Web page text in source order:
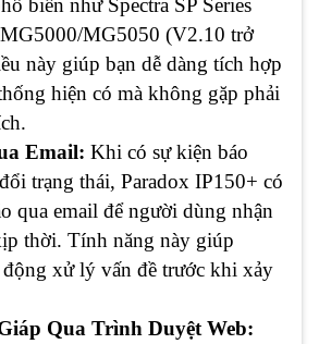
MG5050 (V2.10 trở
này giúp bạn dễ dàng tích hợp
hiện có mà không gặp phải
Email: Khi có sự kiện báo
trạng thái, Paradox IP150+ có
qua email để người dùng nhận
thời. Tính năng này giúp
xử lý vấn đề trước khi xảy
Qua Trình Duyệt Web: